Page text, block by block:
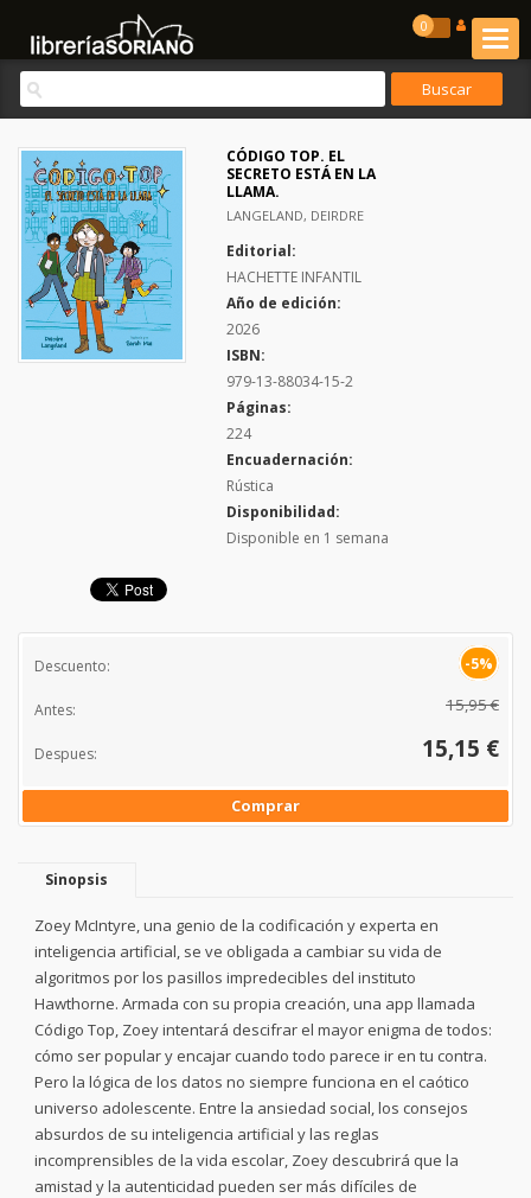
0
CÓDIGO TOP. EL
SECRETO ESTÁ EN LA
LLAMA.
LANGELAND, DEIRDRE
Editorial:
HACHETTE INFANTIL
Año de edición:
2026
ISBN:
979-13-88034-15-2
Páginas:
224
Encuadernación:
Rústica
Disponibilidad:
Disponible en 1 semana
Descuento: -5%
Antes: 15,95 €
Despues: 15,15 €
Comprar
Sinopsis
Zoey McIntyre, una genio de la codificación y experta en
inteligencia artificial, se ve obligada a cambiar su vida de
algoritmos por los pasillos impredecibles del instituto
Hawthorne. Armada con su propia creación, una app llamada
Código Top, Zoey intentará descifrar el mayor enigma de todos:
cómo ser popular y encajar cuando todo parece ir en tu contra.
Pero la lógica de los datos no siempre funciona en el caótico
universo adolescente. Entre la ansiedad social, los consejos
absurdos de su inteligencia artificial y las reglas
incomprensibles de la vida escolar, Zoey descubrirá que la
amistad y la autenticidad pueden ser más difíciles de